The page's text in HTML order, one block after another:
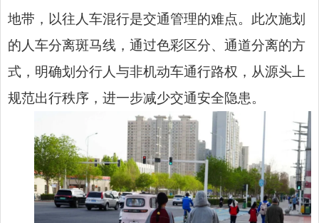
地带，以往人车混行是交通管理的难点。此次施划
的人车分离斑马线，通过色彩区分、通道分离的方
式，明确划分行人与非机动车通行路权，从源头上
规范出行秩序，进一步减少交通安全隐患。